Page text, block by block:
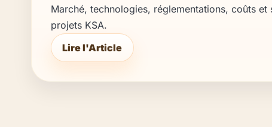
Marché, technologies, réglementations, coûts et
projets KSA.
Lire l'Article